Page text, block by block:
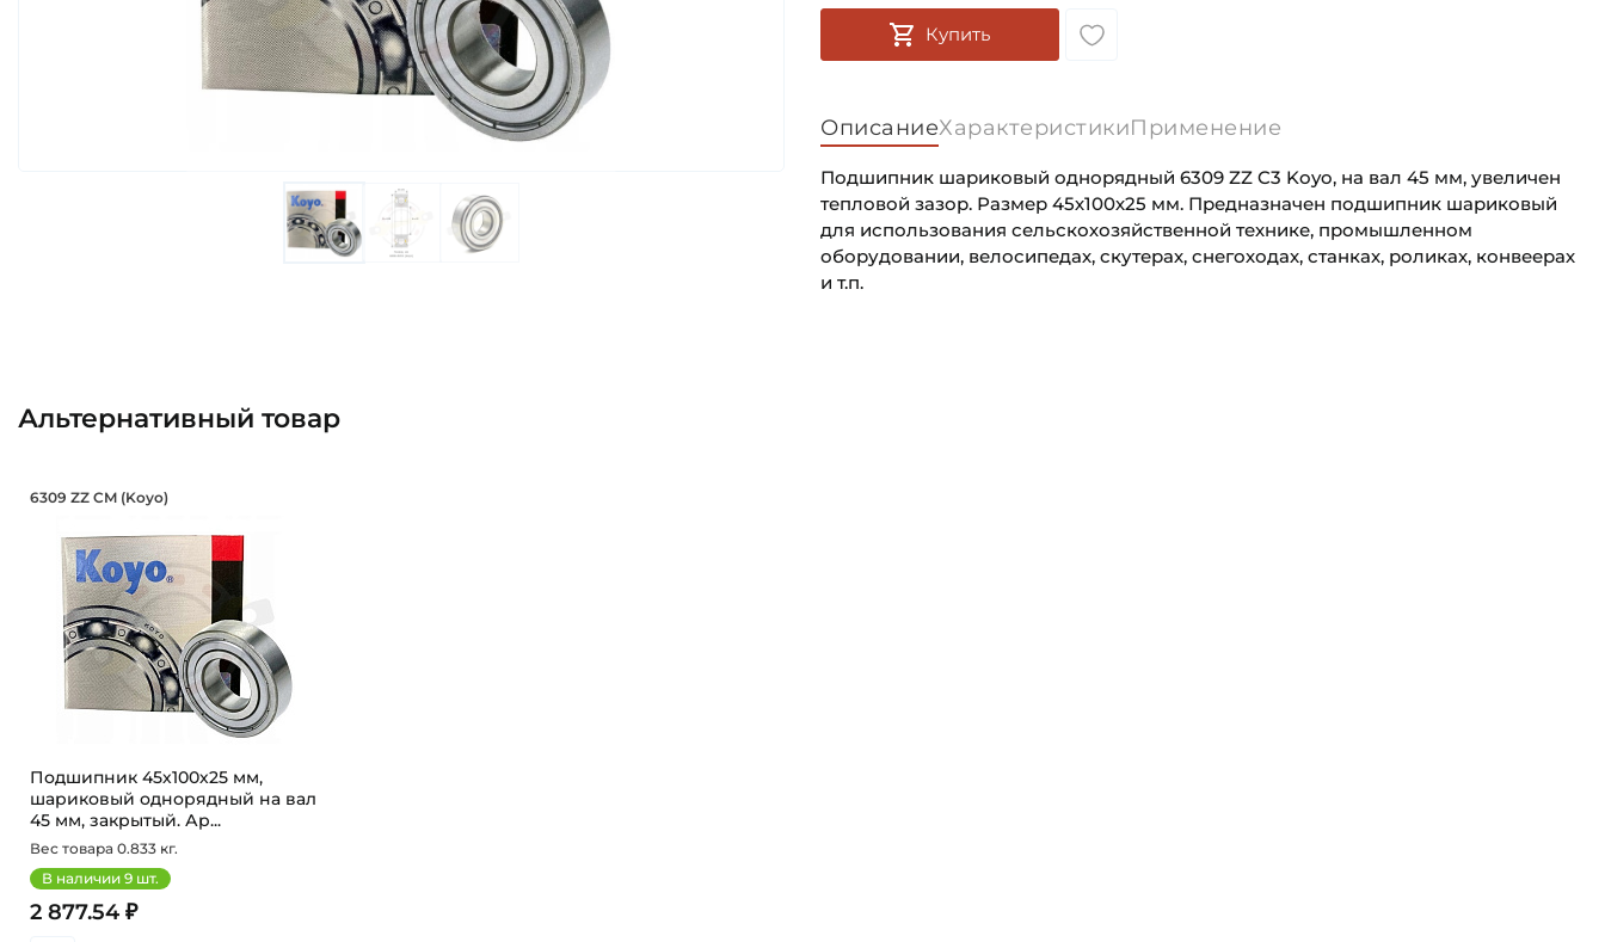
Купить
ОписаниеХарактеристикиПрименение
Подшипник шариковый однорядный 6309 ZZ C3 Koyo, на вал 45 мм, увеличен
тепловой зазор. Размер 45х100х25 мм. Предназначен подшипник шариковый
для использования сельскохозяйственной технике, промышленном
оборудовании, велосипедах, скутерах, снегоходах, станках, роликах, конвеерах
и т.п.
Альтернативный товар
Подшипник 45х100х25 мм, шариковый однорядный на вал 45 мм, закрытый. Артикул 6309 ZZ CM (Koyo)
6309 ZZ CM (Koyo)
Подшипник 45х100х25 мм,
шариковый однорядный на вал
45 мм, закрытый. Ар...
Вес товара 0.833 кг.
В наличии 9 шт.
2 877.54 ₽